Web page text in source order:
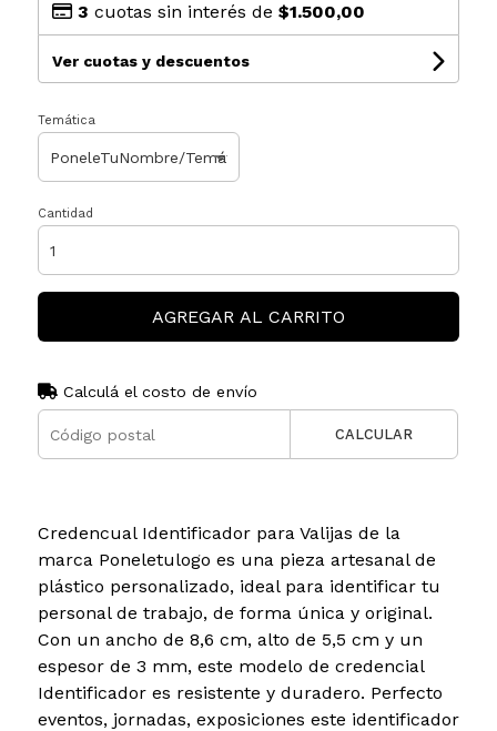
3 cuotas sin interés de $1.500,00
Ver cuotas y descuentos
Temática
Cantidad
AGREGAR AL CARRITO
Calculá el costo de envío
CALCULAR
Credencual Identificador para Valijas de la
marca Poneletulogo es una pieza artesanal de
plástico personalizado, ideal para identificar tu
personal de trabajo, de forma única y original.
Con un ancho de 8,6 cm, alto de 5,5 cm y un
espesor de 3 mm, este modelo de credencial
Identificador es resistente y duradero. Perfecto
eventos, jornadas, exposiciones este identificador